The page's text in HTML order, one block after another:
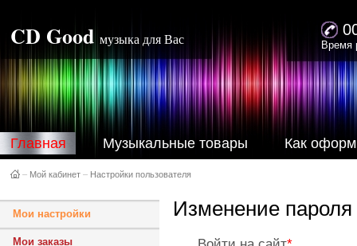
CD Good музыка для Вас Время
Главная Музыкальные товары Как
– Мой кабинет – Настройки пользователя
Мои настройки
Мои заказы
Изменение пароля